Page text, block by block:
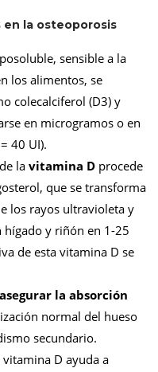
en la osteoporosis
sensible a la
los alimentos, se
colecalciferol (D3) y
en microgramos o en
40 UI).
la vitamina D procede
que se transforma
los rayos ultravioleta y
y riñón en 1-25
de esta vitamina D se
la absorción
normal del hueso
secundario.
D ayuda a